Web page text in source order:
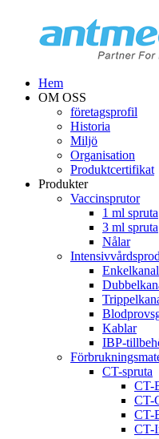
Hem
OM OSS
företagsprofil
Historia
Miljö
Organisation
Produktcertifikat
Produkter
Vaccinsprutor
1 ml spruta
3 ml spruta
Nålar
Kablar
IBP-
CT-spruta
CT-
CT-
CT-
CT-